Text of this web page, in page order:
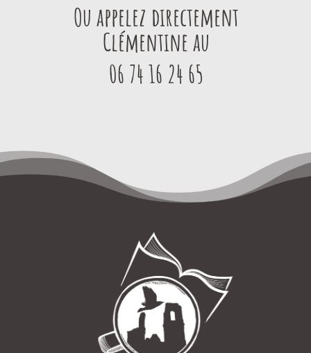
Ou appelez directement
Clémentine au
06 74 16 24 65